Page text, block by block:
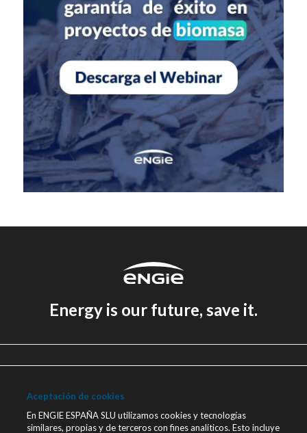
Energy is our future, save it.
Aviso legal
Política de Privacidad
Política de cookies
Aceptación de cookies
En ENGIE ESPAÑA SLU utilizamos cookies y tecnologías
similares, propias y de terceros con fines analíticos. Esto incluye